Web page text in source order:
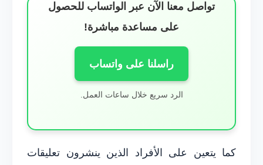
تواصل معنا الآن عبر الواتساب للحصول
على مساعدة مباشرة!
راسلنا على واتساب
الرد سريع خلال ساعات العمل.
كما يتعين على الأفراد الذين ينشرون تعليقات